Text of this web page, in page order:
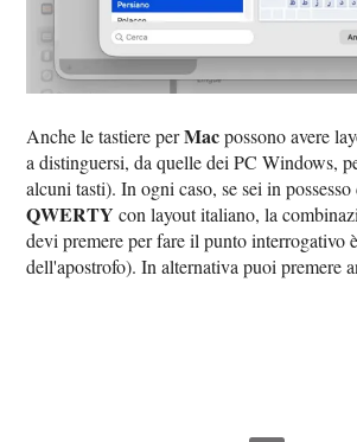
Anche le tastiere perMacpossono avere
a distinguersi, da quelle dei PC Windows,
alcuni tasti). In ogni caso, se sei in possesso
QWERTY con layout italiano, la
devi premere per fare il punto interrogativo
dell'apostrofo). In alternativa puoi premere